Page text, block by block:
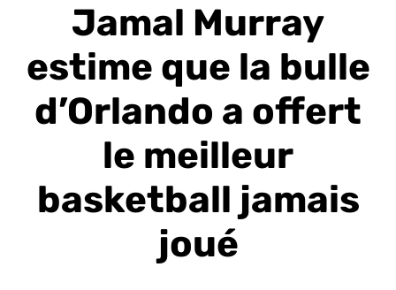
Jamal Murray
estime que la bulle
d’Orlando a offert
le meilleur
basketball jamais
joué